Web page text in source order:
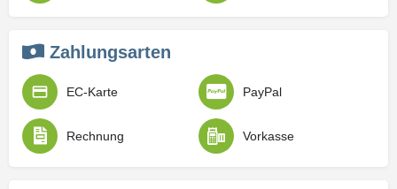
Zahlungsarten
EC-Karte PayPal
Rechnung Vorkasse